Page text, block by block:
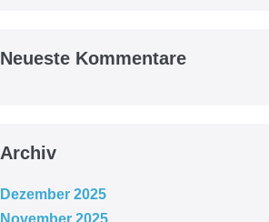
Neueste Kommentare
Archiv
Dezember 2025
November 2025